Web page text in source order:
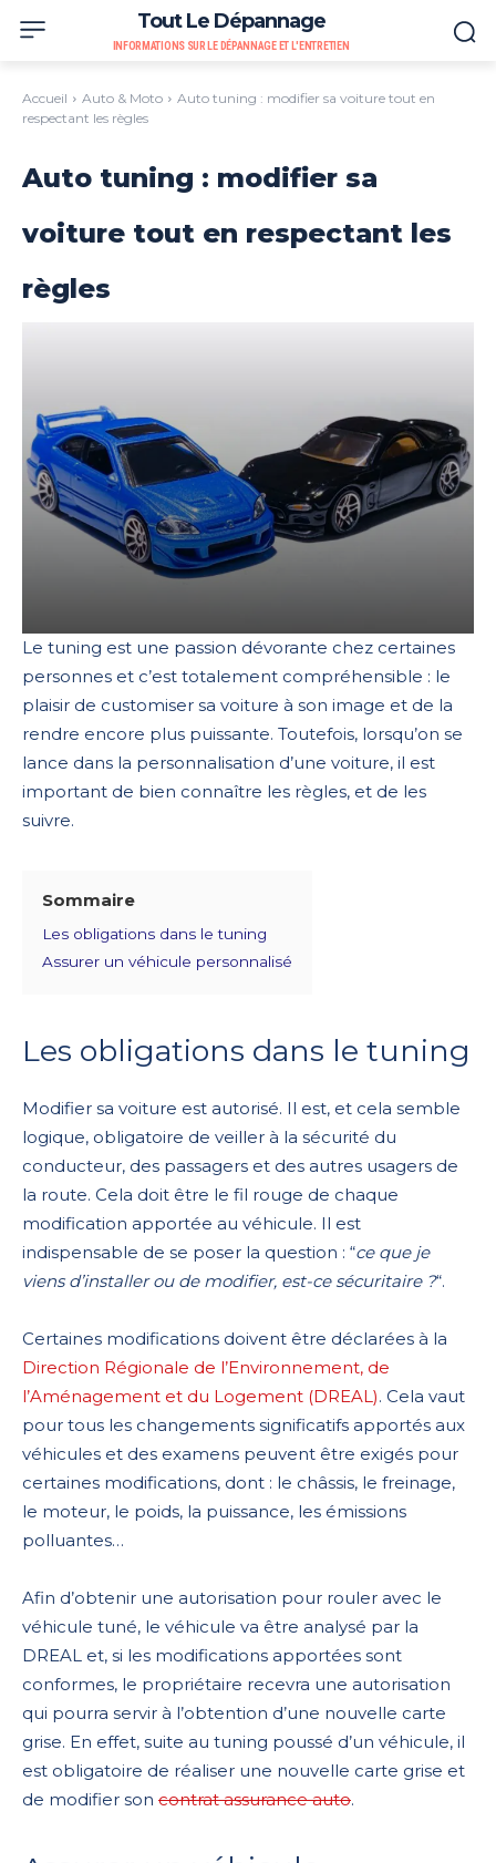
Tout Le Dépannage
INFORMATIONS SUR LE DÉPANNAGE ET L'ENTRETIEN
Accueil Auto & Moto
Auto tuning : modifier sa voiture tout en
respectant les règles
Auto tuning : modifier sa
voiture tout en respectant les
règles
Le tuning est une passion dévorante chez certaines
personnes et c’est totalement compréhensible : le
plaisir de customiser sa voiture à son image et de la
rendre encore plus puissante. Toutefois, lorsqu’on se
lance dans la personnalisation d’une voiture, il est
important de bien connaître les règles, et de les
suivre.
Sommaire
Les obligations dans le tuning
Assurer un véhicule personnalisé
Les obligations dans le tuning
Modifier sa voiture est autorisé. Il est, et cela semble
logique, obligatoire de veiller à la sécurité du
conducteur, des passagers et des autres usagers de
la route. Cela doit être le fil rouge de chaque
modification apportée au véhicule. Il est
indispensable de se poser la question : “ce que je
viens d’installer ou de modifier, est-ce sécuritaire ?“.
Certaines modifications doivent être déclarées à la
Direction Régionale de l’Environnement, de
l’Aménagement et du Logement (DREAL). Cela vaut
pour tous les changements significatifs apportés aux
véhicules et des examens peuvent être exigés pour
certaines modifications, dont : le châssis, le freinage,
le moteur, le poids, la puissance, les émissions
polluantes…
Afin d’obtenir une autorisation pour rouler avec le
véhicule tuné, le véhicule va être analysé par la
DREAL et, si les modifications apportées sont
conformes, le propriétaire recevra une autorisation
qui pourra servir à l’obtention d’une nouvelle carte
grise. En effet, suite au tuning poussé d’un véhicule, il
est obligatoire de réaliser une nouvelle carte grise et
de modifier son contrat assurance auto.